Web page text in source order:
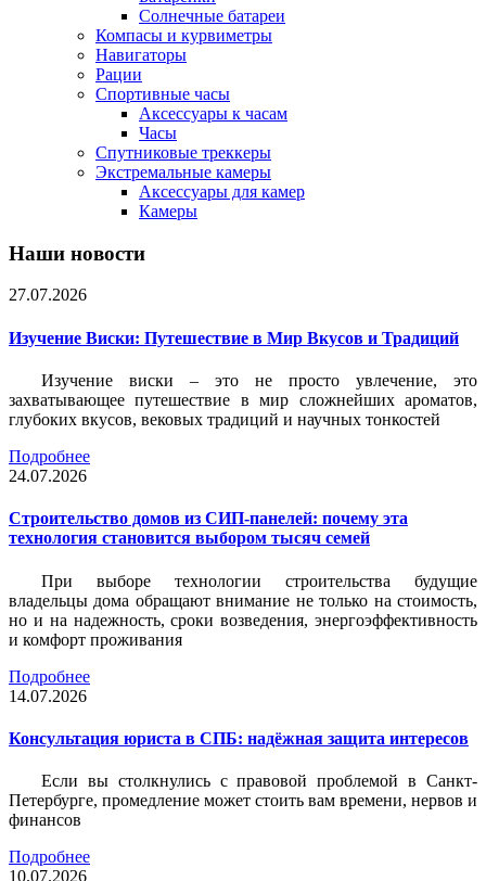
Солнечные батареи
Компасы и курвиметры
Навигаторы
Рации
Спортивные часы
Аксессуары к часам
Часы
Спутниковые треккеры
Экстремальные камеры
Аксессуары для камер
Камеры
Наши новости
27.07.2026
Изучение Виски: Путешествие в Мир Вкусов и Традиций
Изучение виски – это не просто увлечение, это
захватывающее путешествие в мир сложнейших ароматов,
глубоких вкусов, вековых традиций и научных тонкостей
Подробнее
24.07.2026
Строительство домов из СИП-панелей: почему эта
технология становится выбором тысяч семей
При выборе технологии строительства будущие
владельцы дома обращают внимание не только на стоимость,
но и на надежность, сроки возведения, энергоэффективность
и комфорт проживания
Подробнее
14.07.2026
Консультация юриста в СПБ: надёжная защита интересов
Если вы столкнулись с правовой проблемой в Санкт-
Петербурге, промедление может стоить вам времени, нервов и
финансов
Подробнее
10.07.2026